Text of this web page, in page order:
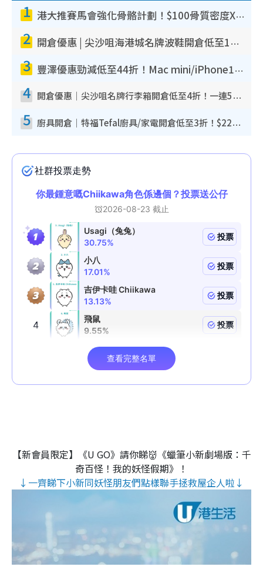
1 港大推賽馬會強化骨骼計劃！$100骨質密度X光檢查 完成免費運動訓練送超市禮券！附參加資格
2 開倉優惠 | 尖沙咀海港城名牌波鞋開倉低至1折！On鞋$899起／Joy&Peace鞋履$98起
3 豐澤優惠勁減低至44折！Mac mini/iPhone17Pro大減價！廚房家電$220起
4 開倉優惠｜尖沙咀名牌行李箱開倉低至4折！一連5日 American Tourister/ace./Hallmark $200起！
5 廚具開倉｜特福Tefal廚具/家電開倉低至3折！$220起買平底鍋/炒鑊/湯煲！電飯煲/吸塵機/燙斗$418起
【新會員限定】《U GO》請你睇👹《蠟筆小新劇場版：千
奇百怪！我的妖怪假期》！
↓一齊睇下小新同妖怪朋友們點樣聯手拯救屋企人啦↓